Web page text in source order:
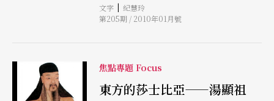
低迷，物價高漲薪水不漲，觀眾 荷包緊縮精打細
算，表演藝術市場面對空前嚴峻的挑戰，不過，還
市場，客製化劇場時代來了嗎？」、「早鳥折扣下
殺，觀眾買不
前景。
文字 | 紀慧玲
第205期 / 2010年01月號
焦點專題 Focus
東方的莎士比亞——湯顯祖